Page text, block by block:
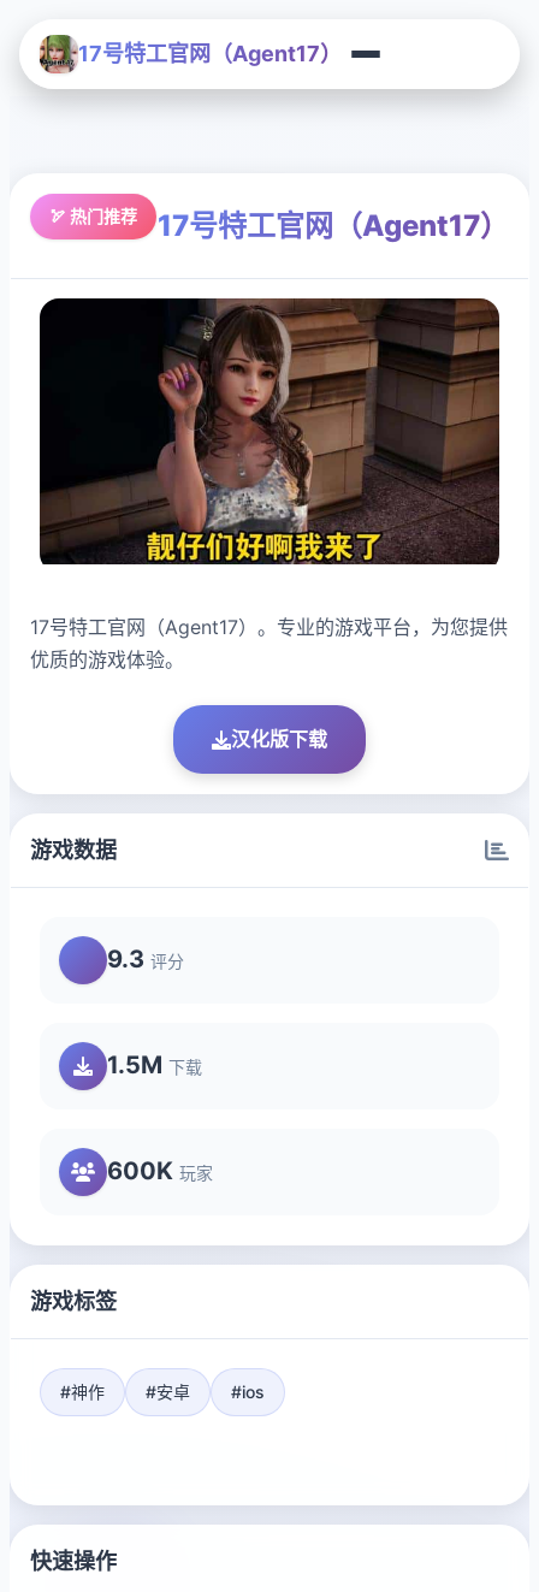
17号特工官网（Agent17）
🏹 热门推荐 17号特工官网（Agent17）
17号特工官网（Agent17）。专业的游戏平台，为您提供
优质的游戏体验。
汉化版下载
游戏数据
9.3 评分
1.5M 下载
600K 玩家
游戏标签
#神作 #安卓 #ios
快速操作